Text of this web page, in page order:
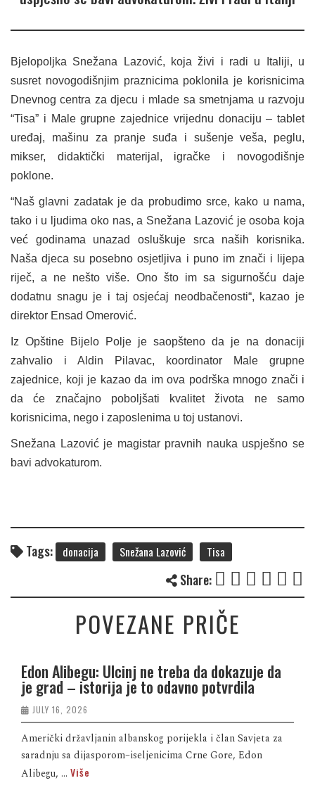
Bjelopoljka Snežana Lazović, koja živi i radi u Italiji, u
susret novogodišnjim praznicima poklonila je korisnicima
Dnevnog centra za djecu i mlade sa smetnjama u razvoju
“Tisa” i Male grupne zajednice vrijednu donaciju – tablet
uređaj, mašinu za pranje suđa i sušenje veša, peglu,
mikser, didaktički materijal, igračke i novogodišnje
poklone.
“Naš glavni zadatak je da probudimo srce, kako u nama,
tako i u ljudima oko nas, a Snežana Lazović je osoba koja
već godinama unazad osluškuje srca naših korisnika.
Naša djeca su posebno osjetljiva i puno im znači i lijepa
riječ, a ne nešto više. Ono što im sa sigurnošću daje
dodatnu snagu je i taj osjećaj neodbačenosti“, kazao je
direktor Ensad Omerović.
Iz Opštine Bijelo Polje je saopšteno da je na donaciji
zahvalio i Aldin Pilavac, koordinator Male grupne
zajednice, koji je kazao da im ova podrška mnogo znači i
da će značajno poboljšati kvalitet života ne samo
korisnicima, nego i zaposlenima u toj ustanovi.
Snežana Lazović je magistar pravnih nauka uspješno se
bavi advokaturom.
Tags: donacija Snežana Lazović Tisa
Share:
POVEZANE PRIČE
Edon Alibegu: Ulcinj ne treba da dokazuje da
je grad – istorija je to odavno potvrdila
JULY 16, 2026
Američki državljanin albanskog porijekla i član Savjeta za
saradnju sa dijasporom–iseljenicima Crne Gore, Edon
Alibegu, ... Više